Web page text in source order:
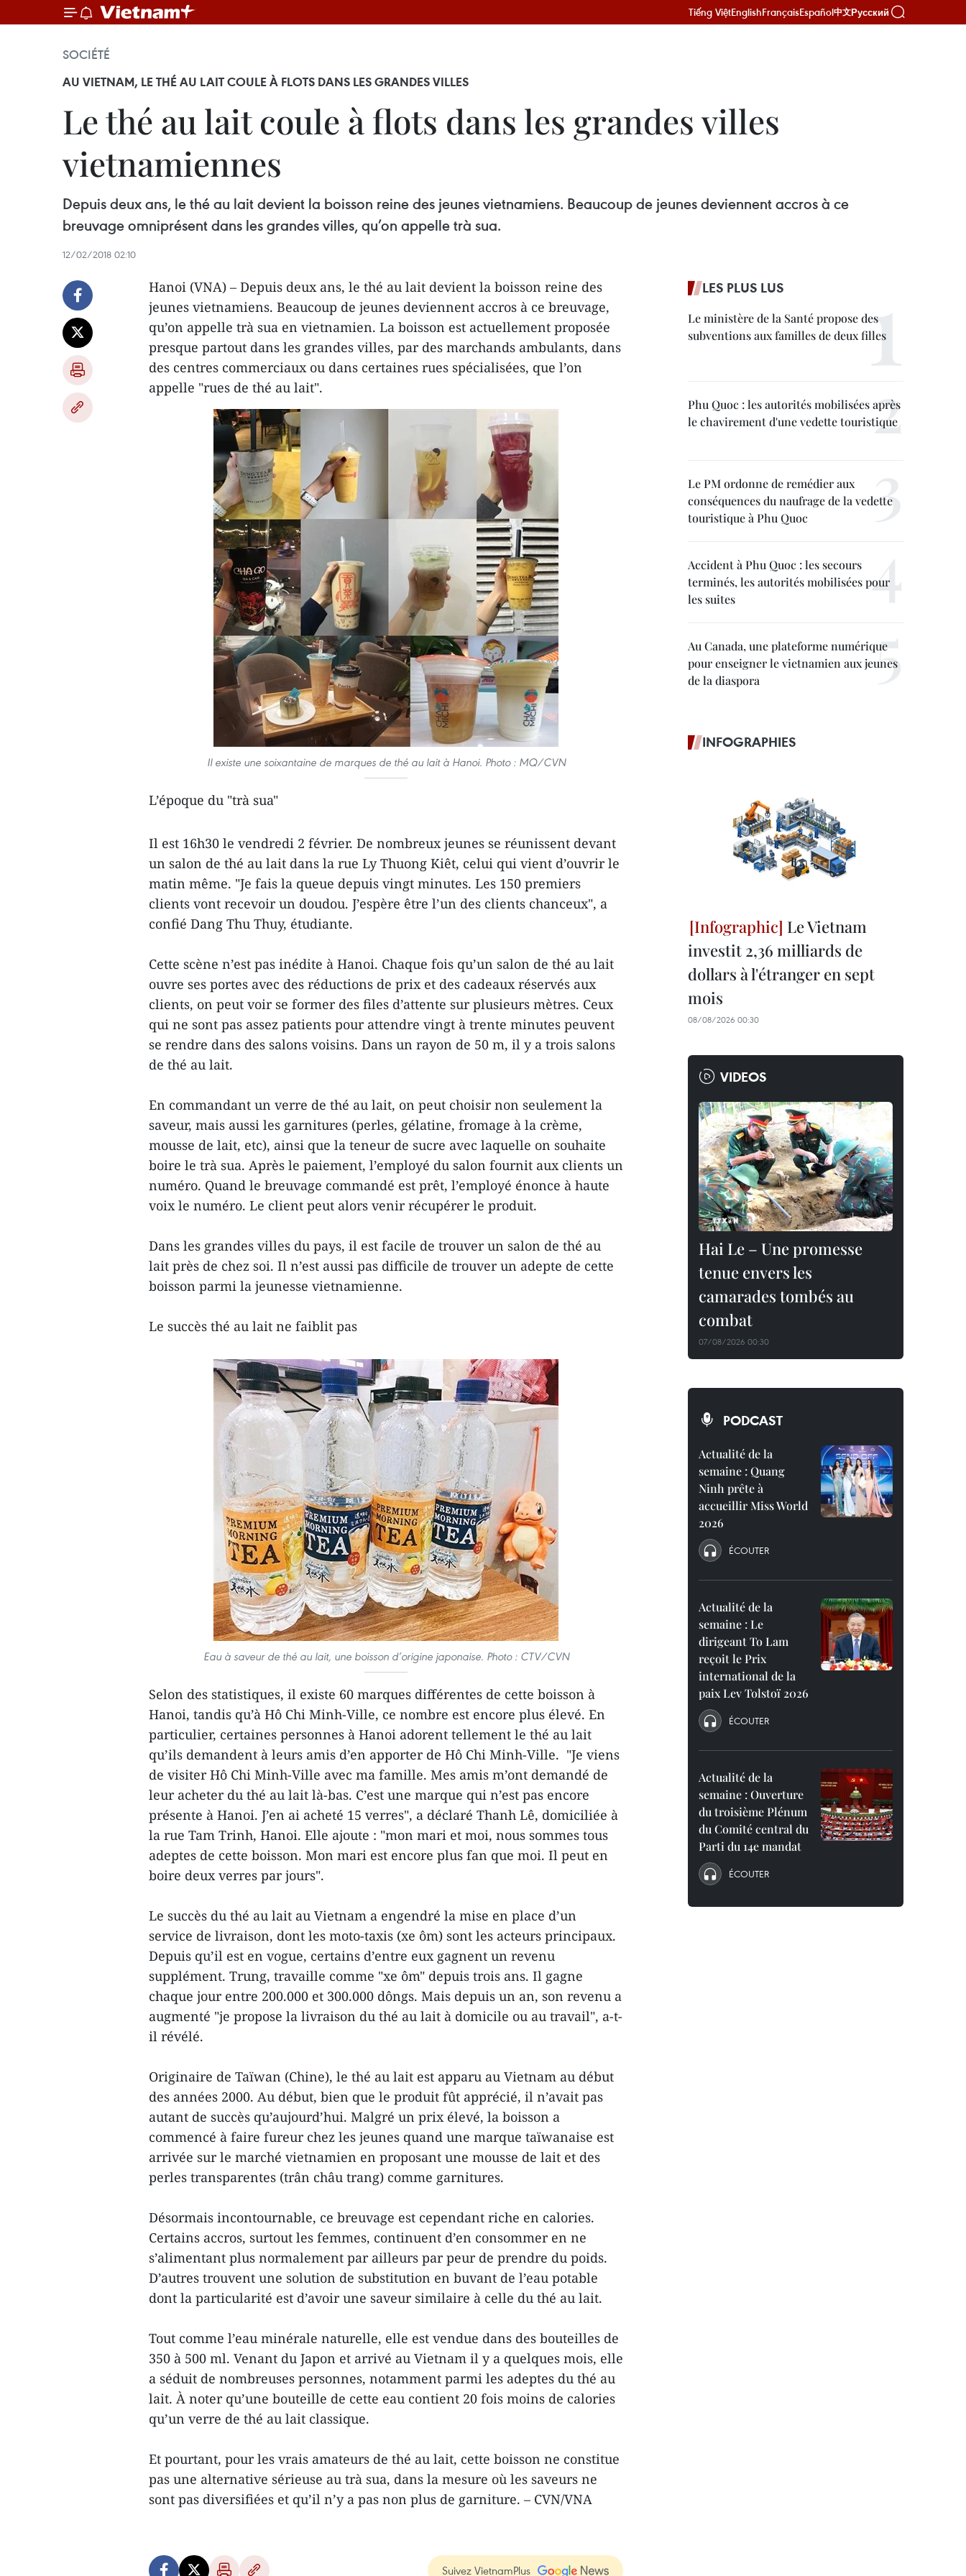
Tiếng ViệtEnglishFrançaisEspañol中文Русский
SOCIÉTÉ
AU VIETNAM, LE THÉ AU LAIT COULE À FLOTS DANS LES GRANDES VILLES
Le thé au lait coule à flots dans les grandes villes
vietnamiennes
Depuis deux ans, le thé au lait devient la boisson reine des jeunes vietnamiens. Beaucoup de jeunes deviennent accros à ce
breuvage omniprésent dans les grandes villes, qu’on appelle trà sua.
12/02/2018 02:10
Hanoi (VNA) – Depuis deux ans, le thé au lait devient la boisson reine des
jeunes vietnamiens. Beaucoup de jeunes deviennent accros à ce breuvage,
qu’on appelle trà sua en vietnamien. La boisson est actuellement proposée
presque partout dans les grandes villes, par des marchands ambulants, dans
des centres commerciaux ou dans certaines rues spécialisées, que l’on
appelle "rues de thé au lait".
Il existe une soixantaine de marques de thé au lait à Hanoi. Photo : MQ/CVN
L’époque du "trà sua"
Il est 16h30 le vendredi 2 février. De nombreux jeunes se réunissent devant
un salon de thé au lait dans la rue Ly Thuong Kiêt, celui qui vient d’ouvrir le
matin même. "Je fais la queue depuis vingt minutes. Les 150 premiers
clients vont recevoir un doudou. J’espère être l’un des clients chanceux", a
confié Dang Thu Thuy, étudiante.
Cette scène n’est pas inédite à Hanoi. Chaque fois qu’un salon de thé au lait
ouvre ses portes avec des réductions de prix et des cadeaux réservés aux
clients, on peut voir se former des files d’attente sur plusieurs mètres. Ceux
qui ne sont pas assez patients pour attendre vingt à trente minutes peuvent
se rendre dans des salons voisins. Dans un rayon de 50 m, il y a trois salons
de thé au lait.
En commandant un verre de thé au lait, on peut choisir non seulement la
saveur, mais aussi les garnitures (perles, gélatine, fromage à la crème,
mousse de lait, etc), ainsi que la teneur de sucre avec laquelle on souhaite
boire le trà sua. Après le paiement, l’employé du salon fournit aux clients un
numéro. Quand le breuvage commandé est prêt, l’employé énonce à haute
voix le numéro. Le client peut alors venir récupérer le produit.
Dans les grandes villes du pays, il est facile de trouver un salon de thé au
lait près de chez soi. Il n’est aussi pas difficile de trouver un adepte de cette
boisson parmi la jeunesse vietnamienne.
Le succès thé au lait ne faiblit pas
Eau à saveur de thé au lait, une boisson d’origine japonaise. Photo : CTV/CVN
Selon des statistiques, il existe 60 marques différentes de cette boisson à
Hanoi, tandis qu’à Hô Chi Minh-Ville, ce nombre est encore plus élevé. En
particulier, certaines personnes à Hanoi adorent tellement le thé au lait
qu’ils demandent à leurs amis d’en apporter de Hô Chi Minh-Ville. "Je viens
de visiter Hô Chi Minh-Ville avec ma famille. Mes amis m’ont demandé de
leur acheter du thé au lait là-bas. C’est une marque qui n’est pas encore
présente à Hanoi. J’en ai acheté 15 verres", a déclaré Thanh Lê, domiciliée à
la rue Tam Trinh, Hanoi. Elle ajoute : "mon mari et moi, nous sommes tous
adeptes de cette boisson. Mon mari est encore plus fan que moi. Il peut en
boire deux verres par jours".
Le succès du thé au lait au Vietnam a engendré la mise en place d’un
service de livraison, dont les moto-taxis (xe ôm) sont les acteurs principaux.
Depuis qu’il est en vogue, certains d’entre eux gagnent un revenu
supplément. Trung, travaille comme "xe ôm" depuis trois ans. Il gagne
chaque jour entre 200.000 et 300.000 dôngs. Mais depuis un an, son revenu a
augmenté "je propose la livraison du thé au lait à domicile ou au travail", a-t-
il révélé.
Originaire de Taïwan (Chine), le thé au lait est apparu au Vietnam au début
des années 2000. Au début, bien que le produit fût apprécié, il n’avait pas
autant de succès qu’aujourd’hui. Malgré un prix élevé, la boisson a
commencé à faire fureur chez les jeunes quand une marque taïwanaise est
arrivée sur le marché vietnamien en proposant une mousse de lait et des
perles transparentes (trân châu trang) comme garnitures.
Désormais incontournable, ce breuvage est cependant riche en calories.
Certains accros, surtout les femmes, continuent d’en consommer en ne
s’alimentant plus normalement par ailleurs par peur de prendre du poids.
D’autres trouvent une solution de substitution en buvant de l’eau potable
dont la particularité est d’avoir une saveur similaire à celle du thé au lait.
Tout comme l’eau minérale naturelle, elle est vendue dans des bouteilles de
350 à 500 ml. Venant du Japon et arrivé au Vietnam il y a quelques mois, elle
a séduit de nombreuses personnes, notamment parmi les adeptes du thé au
lait. À noter qu’une bouteille de cette eau contient 20 fois moins de calories
qu’un verre de thé au lait classique.
Et pourtant, pour les vrais amateurs de thé au lait, cette boisson ne constitue
pas une alternative sérieuse au trà sua, dans la mesure où les saveurs ne
sont pas diversifiées et qu’il n’y a pas non plus de garniture. – CVN/VNA
Suivez VietnamPlus
LES PLUS LUS
Le ministère de la Santé propose des
subventions aux familles de deux filles
Phu Quoc : les autorités mobilisées après
le chavirement d'une vedette touristique
Le PM ordonne de remédier aux
conséquences du naufrage de la vedette
touristique à Phu Quoc
Accident à Phu Quoc : les secours
terminés, les autorités mobilisées pour
les suites
Au Canada, une plateforme numérique
pour enseigner le vietnamien aux jeunes
de la diaspora
INFOGRAPHIES
Le Vietnam
investit 2,36 milliards de
dollars à l'étranger en sept
mois
08/08/2026 00:30
VIDEOS
Hai Le – Une promesse
tenue envers les
camarades tombés au
combat
07/08/2026 00:30
PODCAST
Actualité de la
semaine : Quang
Ninh prête à
accueillir Miss World
2026
ÉCOUTER
Actualité de la
semaine : Le
dirigeant To Lam
reçoit le Prix
international de la
paix Lev Tolstoï 2026
ÉCOUTER
Actualité de la
semaine : Ouverture
du troisième Plénum
du Comité central du
Parti du 14e mandat
ÉCOUTER